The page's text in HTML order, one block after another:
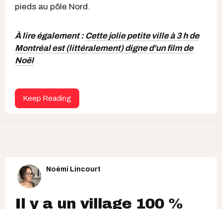
pieds au pôle Nord.
À lire également : Cette jolie petite ville à 3 h de
Montréal est (littéralement) digne d'un film de
Noël
Keep Reading
Noémi Lincourt
Il y a un village 100 %